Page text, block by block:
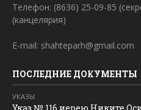
Телефон: (8636) 25-09-85
(канцелярия)
E-mail: shahteparh@gmail.com
ПОСЛЕДНИЕ ДОКУМЕНТЫ
УКАЗЫ